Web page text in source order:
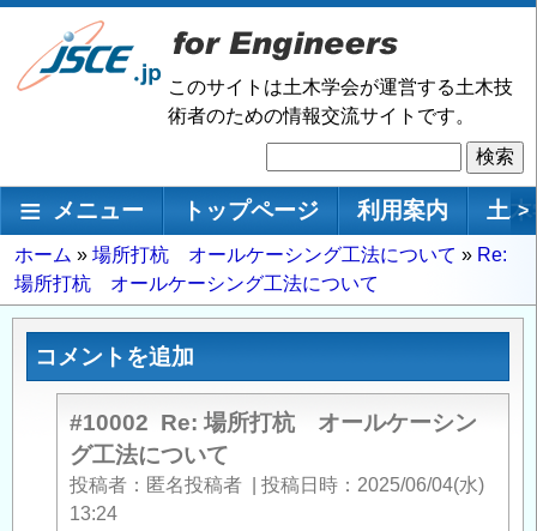
メ
ン
移
動
このサイトは土木学会が運営する土木技
術者のための情報交流サイトです。
索
メインナビゲーション
メニュー トップページ 利用案内 土 >
パ
ン
く
ホーム 場所打杭 オールケーシング工法について
Re:
場所打杭 オールケーシング工法について
コメントを追加
#10002 Re: 場所打杭 オールケーシン
グ工法について
投稿者 匿名投稿者 投稿日時
2025/06/04(水)
13:24